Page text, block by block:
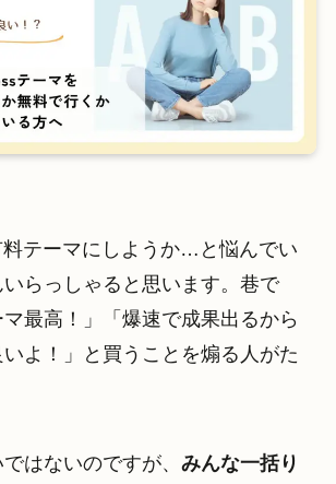
テーマにしようか…と悩んでい
らっしゃると思います。巷で
最高！」「爆速で成果出るから
よ！」と買うことを煽る人がた
はないのですが、 みんな一括り